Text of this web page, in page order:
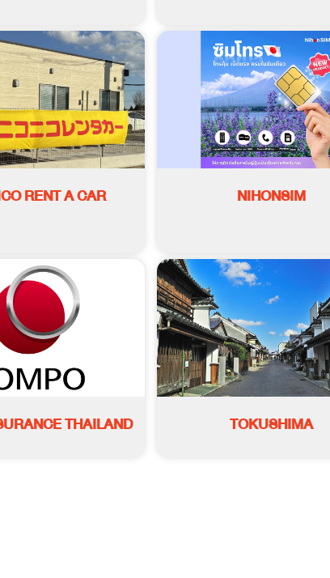
RENT A CAR NIHONSIM
THAILAND TOKUSHIMA